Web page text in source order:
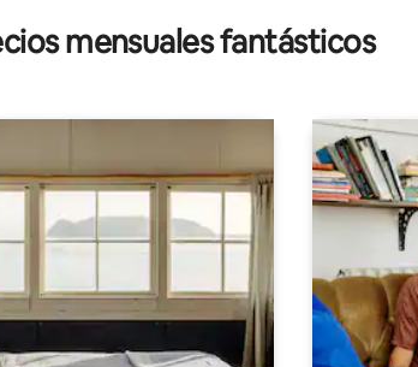
mensuales fantásticos